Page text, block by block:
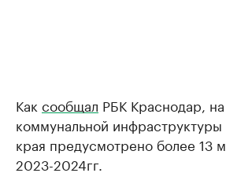
Как сообщал РБК Краснодар,
коммунальной
края предусмотрено более 13
2023-2024гг.